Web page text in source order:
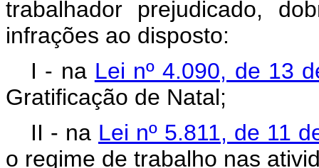
trabalhador prejudicado,
infrações ao disposto:
I - na Lei nº 4.090, de 13
Gratificação de Natal;
II - na Lei nº 5.811, de 11
o regime de trabalho nas